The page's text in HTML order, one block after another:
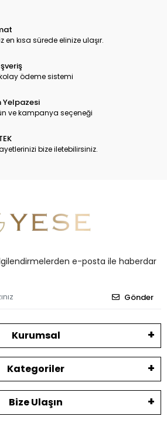
en kısa sürede elinize ulaşır.
ödeme sistemi
Yelpazesi
ve kampanya seçeneği
bize iletebilirsiniz.
e-posta ile haberdar
Gönder
Kurumsal
Kategoriler
Bize Ulaşın